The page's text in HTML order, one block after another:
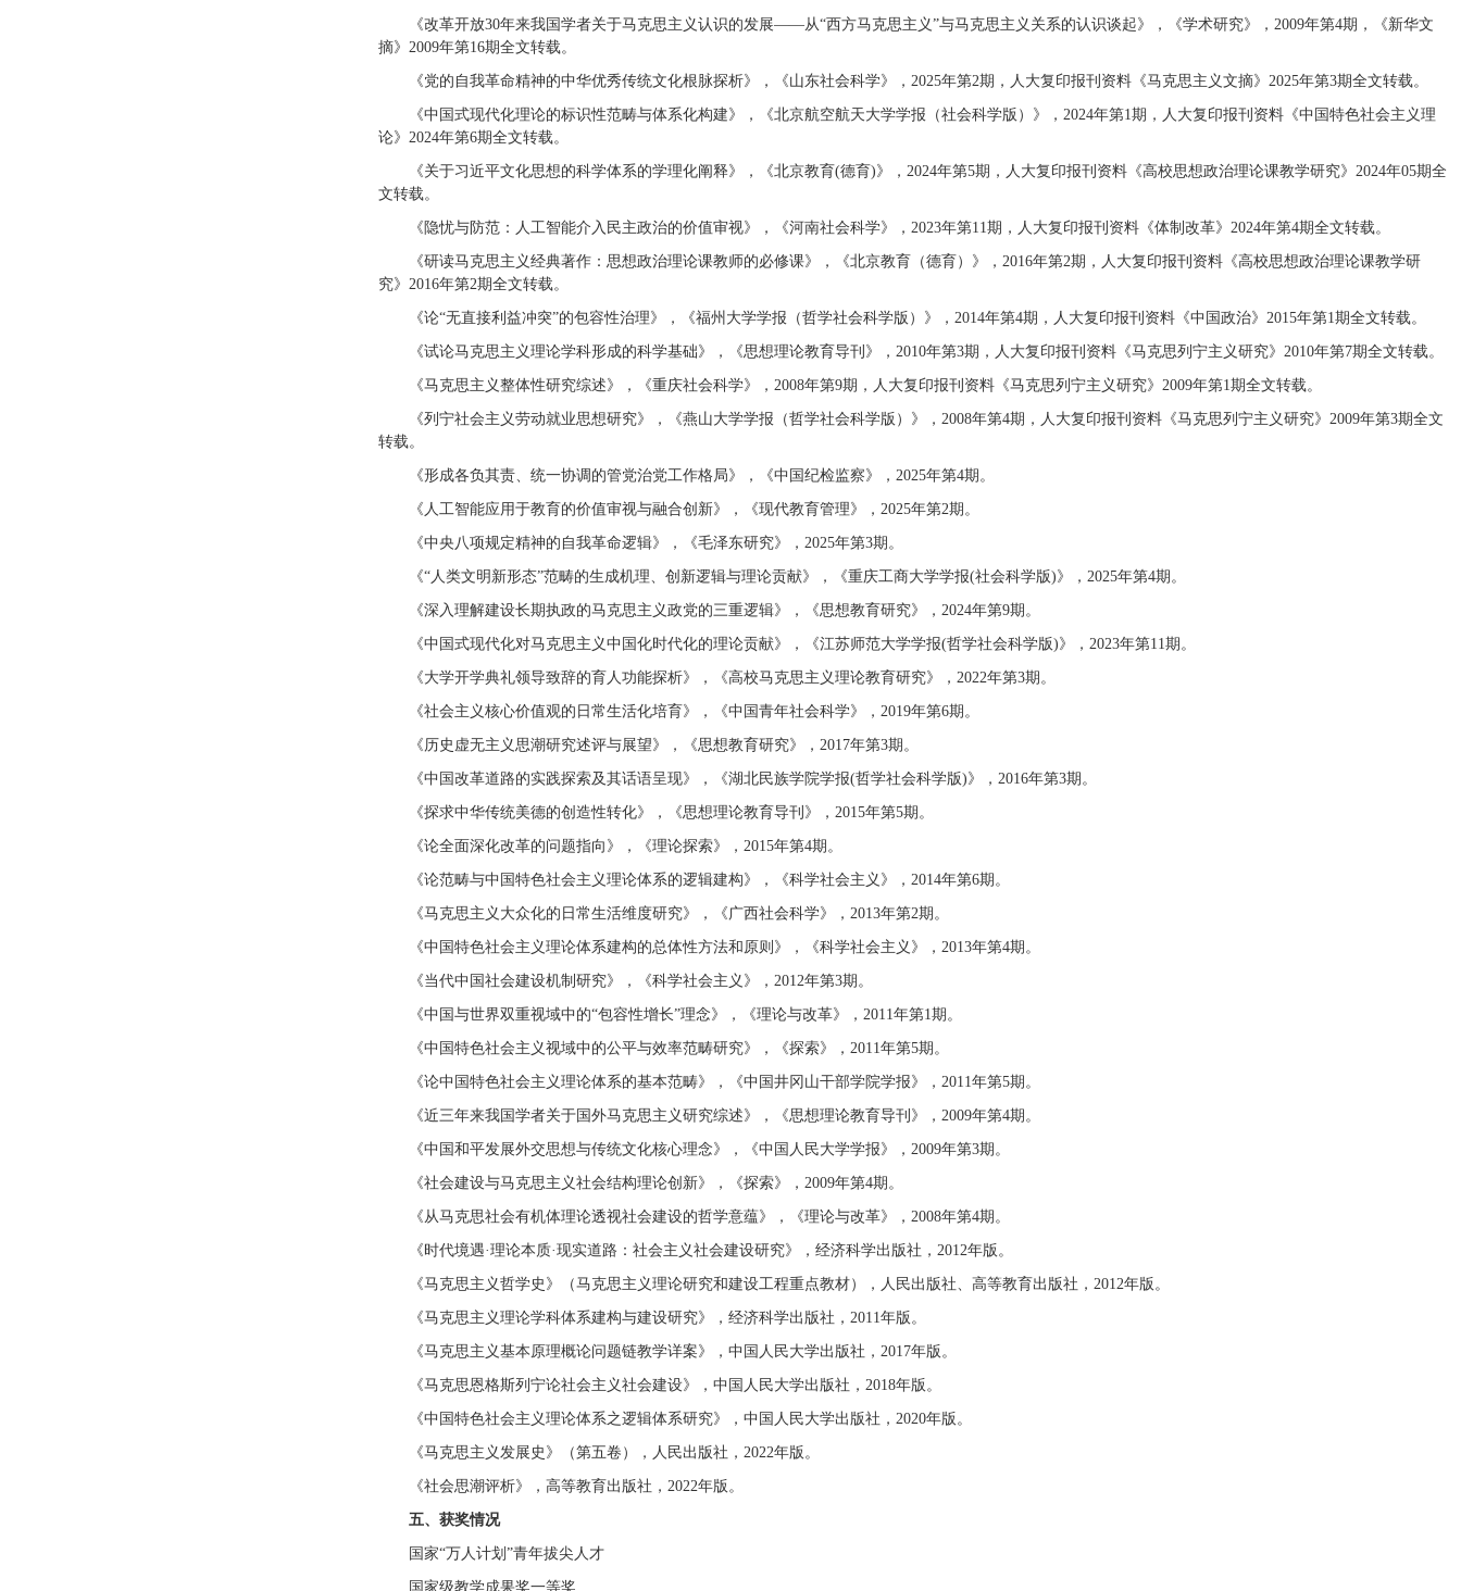
《改革开放30年来我国学者关于马克思主义认识的发展——从“西方马克思主义”与马克思主义关系的认识谈起》，《学术研究》，2009年第4期，《新华文
摘》2009年第16期全文转载。
《党的自我革命精神的中华优秀传统文化根脉探析》，《山东社会科学》，2025年第2期，人大复印报刊资料《马克思主义文摘》2025年第3期全文转载。
《中国式现代化理论的标识性范畴与体系化构建》，《北京航空航天大学学报（社会科学版）》，2024年第1期，人大复印报刊资料《中国特色社会主义理
论》2024年第6期全文转载。
《关于习近平文化思想的科学体系的学理化阐释》，《北京教育(德育)》，2024年第5期，人大复印报刊资料《高校思想政治理论课教学研究》2024年05期全
文转载。
《隐忧与防范：人工智能介入民主政治的价值审视》，《河南社会科学》，2023年第11期，人大复印报刊资料《体制改革》2024年第4期全文转载。
《研读马克思主义经典著作：思想政治理论课教师的必修课》，《北京教育（德育）》，2016年第2期，人大复印报刊资料《高校思想政治理论课教学研
究》2016年第2期全文转载。
《论“无直接利益冲突”的包容性治理》，《福州大学学报（哲学社会科学版）》，2014年第4期，人大复印报刊资料《中国政治》2015年第1期全文转载。
《试论马克思主义理论学科形成的科学基础》，《思想理论教育导刊》，2010年第3期，人大复印报刊资料《马克思列宁主义研究》2010年第7期全文转载。
《马克思主义整体性研究综述》，《重庆社会科学》，2008年第9期，人大复印报刊资料《马克思列宁主义研究》2009年第1期全文转载。
《列宁社会主义劳动就业思想研究》，《燕山大学学报（哲学社会科学版）》，2008年第4期，人大复印报刊资料《马克思列宁主义研究》2009年第3期全文
转载。
《形成各负其责、统一协调的管党治党工作格局》，《中国纪检监察》，2025年第4期。
《人工智能应用于教育的价值审视与融合创新》，《现代教育管理》，2025年第2期。
《中央八项规定精神的自我革命逻辑》，《毛泽东研究》，2025年第3期。
《“人类文明新形态”范畴的生成机理、创新逻辑与理论贡献》，《重庆工商大学学报(社会科学版)》，2025年第4期。
《深入理解建设长期执政的马克思主义政党的三重逻辑》，《思想教育研究》，2024年第9期。
《中国式现代化对马克思主义中国化时代化的理论贡献》，《江苏师范大学学报(哲学社会科学版)》，2023年第11期。
《大学开学典礼领导致辞的育人功能探析》，《高校马克思主义理论教育研究》，2022年第3期。
《社会主义核心价值观的日常生活化培育》，《中国青年社会科学》，2019年第6期。
《历史虚无主义思潮研究述评与展望》，《思想教育研究》，2017年第3期。
《中国改革道路的实践探索及其话语呈现》，《湖北民族学院学报(哲学社会科学版)》，2016年第3期。
《探求中华传统美德的创造性转化》，《思想理论教育导刊》，2015年第5期。
《论全面深化改革的问题指向》，《理论探索》，2015年第4期。
《论范畴与中国特色社会主义理论体系的逻辑建构》，《科学社会主义》，2014年第6期。
《马克思主义大众化的日常生活维度研究》，《广西社会科学》，2013年第2期。
《中国特色社会主义理论体系建构的总体性方法和原则》，《科学社会主义》，2013年第4期。
《当代中国社会建设机制研究》，《科学社会主义》，2012年第3期。
《中国与世界双重视域中的“包容性增长”理念》，《理论与改革》，2011年第1期。
《中国特色社会主义视域中的公平与效率范畴研究》，《探索》，2011年第5期。
《论中国特色社会主义理论体系的基本范畴》，《中国井冈山干部学院学报》，2011年第5期。
《近三年来我国学者关于国外马克思主义研究综述》，《思想理论教育导刊》，2009年第4期。
《中国和平发展外交思想与传统文化核心理念》，《中国人民大学学报》，2009年第3期。
《社会建设与马克思主义社会结构理论创新》，《探索》，2009年第4期。
《从马克思社会有机体理论透视社会建设的哲学意蕴》，《理论与改革》，2008年第4期。
《时代境遇·理论本质·现实道路：社会主义社会建设研究》，经济科学出版社，2012年版。
《马克思主义哲学史》（马克思主义理论研究和建设工程重点教材），人民出版社、高等教育出版社，2012年版。
《马克思主义理论学科体系建构与建设研究》，经济科学出版社，2011年版。
《马克思主义基本原理概论问题链教学详案》，中国人民大学出版社，2017年版。
《马克思恩格斯列宁论社会主义社会建设》，中国人民大学出版社，2018年版。
《中国特色社会主义理论体系之逻辑体系研究》，中国人民大学出版社，2020年版。
《马克思主义发展史》（第五卷），人民出版社，2022年版。
《社会思潮评析》，高等教育出版社，2022年版。
五、获奖情况
国家“万人计划”青年拔尖人才
国家级教学成果奖一等奖